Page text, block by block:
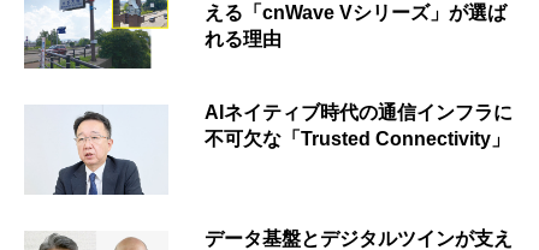
える「cnWave Vシリーズ」が選ば
れる理由
AIネイティブ時代の通信インフラに
不可欠な「Trusted Connectivity」
データ基盤とデジタルツインが支え